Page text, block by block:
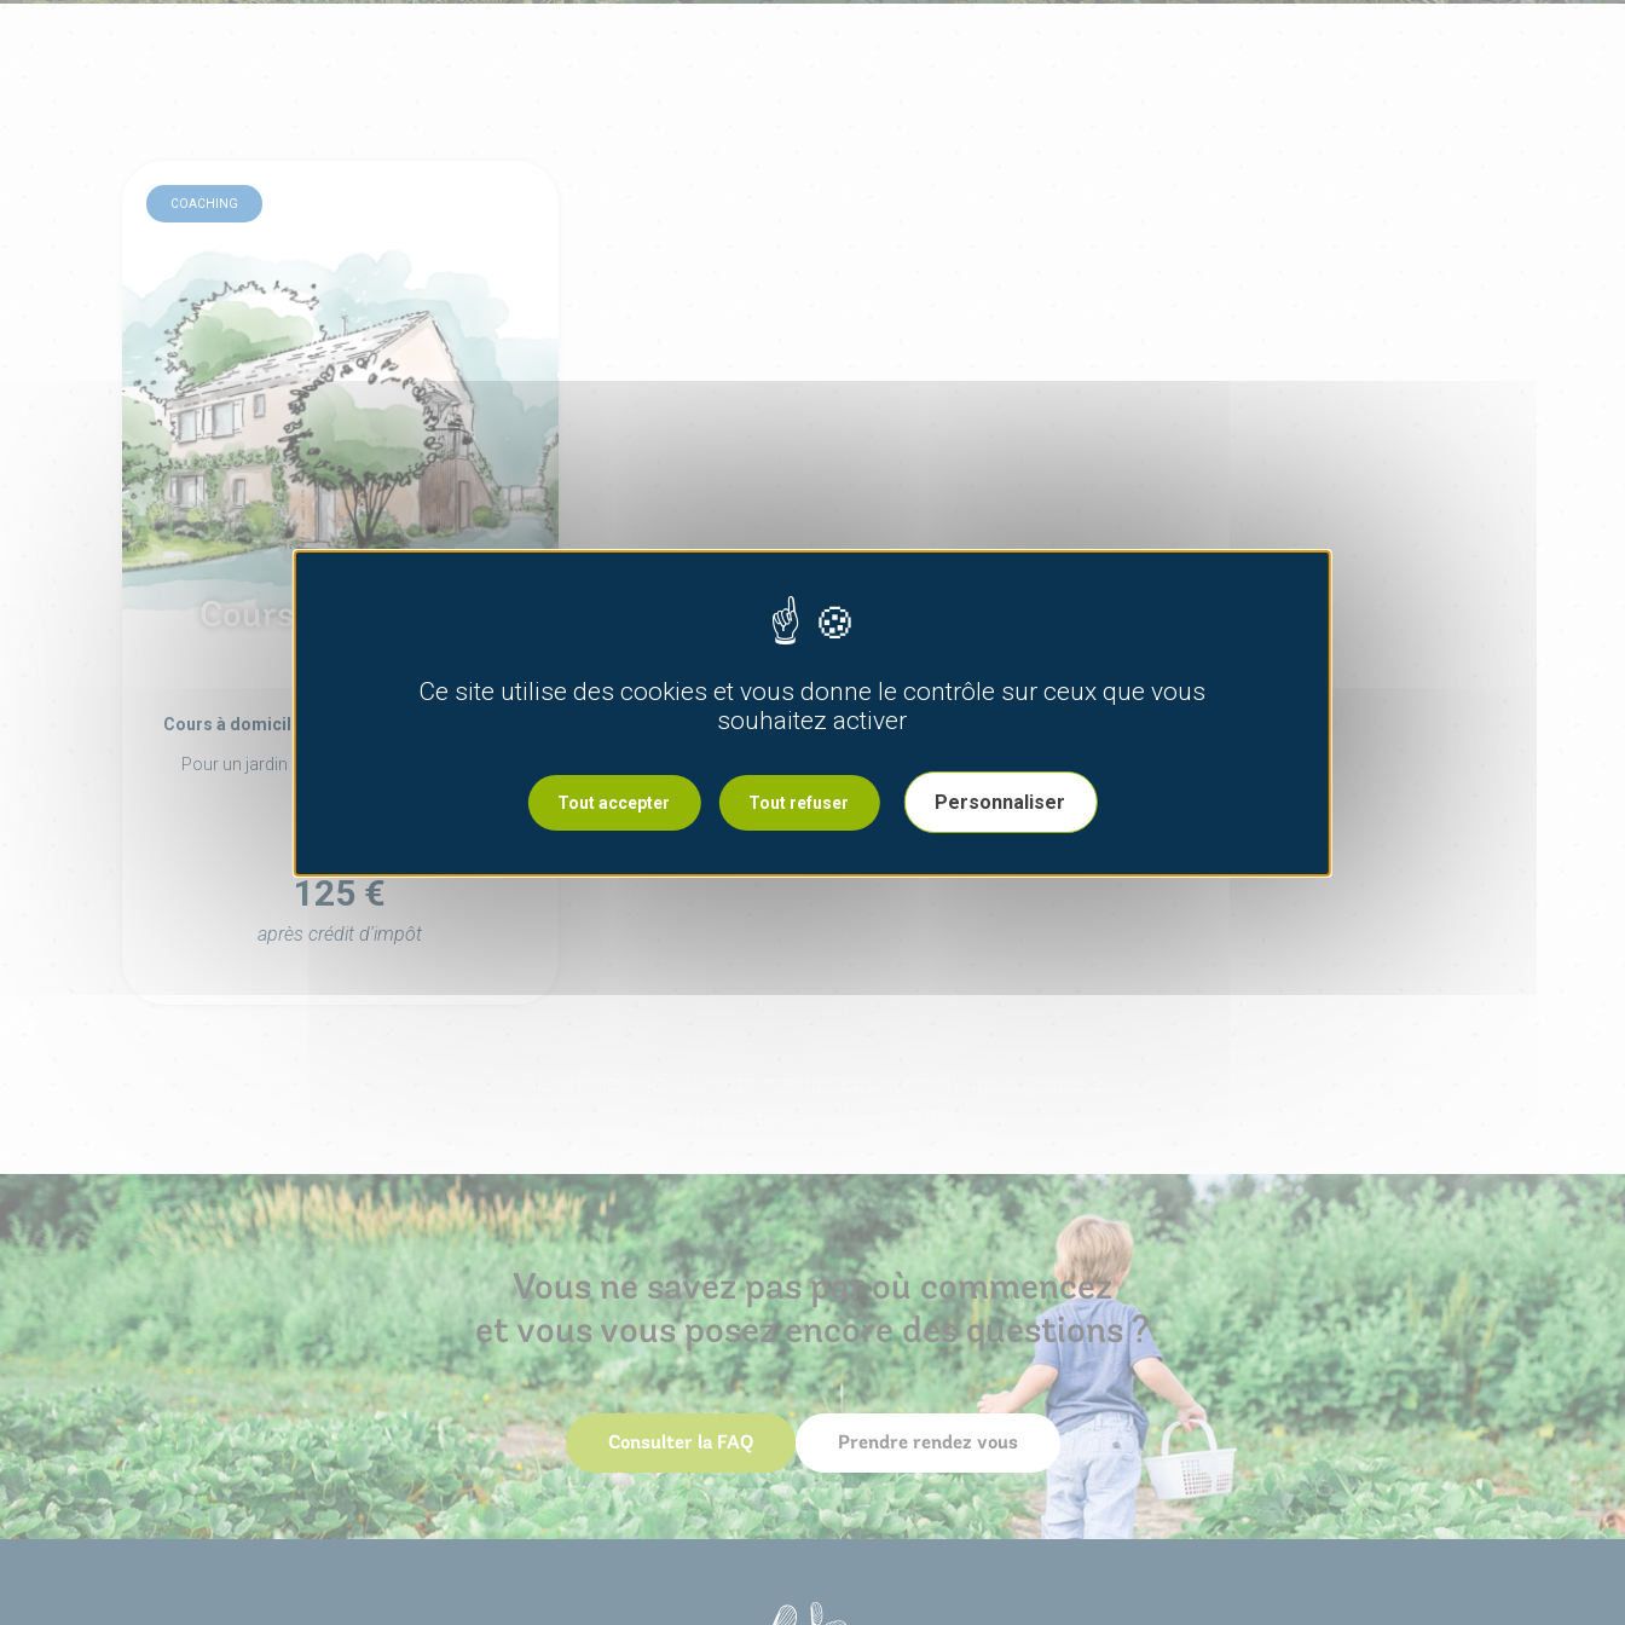
Cours de paysage
COACHING
Cours à domicile d'un architecte paysagiste
Pour un jardin qui vous ressemble et vous
125 €
après crédit d'impôt
Vous ne savez pas par où commencez
et vous vous posez encore des questions ?
Consulter la FAQ Prendre rendez vous
Ce site utilise des cookies et vous donne le contrôle sur ceux que vous
souhaitez activer
Tout accepter Tout refuser Personnaliser